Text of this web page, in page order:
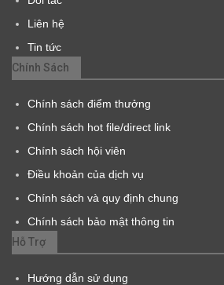
Liên hệ
Tin tức
Chính Sách
Chính sách điểm thưởng
Chính sách hot file/direct link
Chính sách hội viên
Điều khoản của dịch vụ
Chính sách và quy định chung
Chính sách bảo mật thông tin
Hỗ Trợ
Hướng dẫn sử dụng